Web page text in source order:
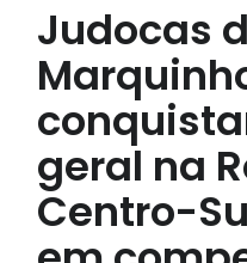
Judocas
geral na
Centro-